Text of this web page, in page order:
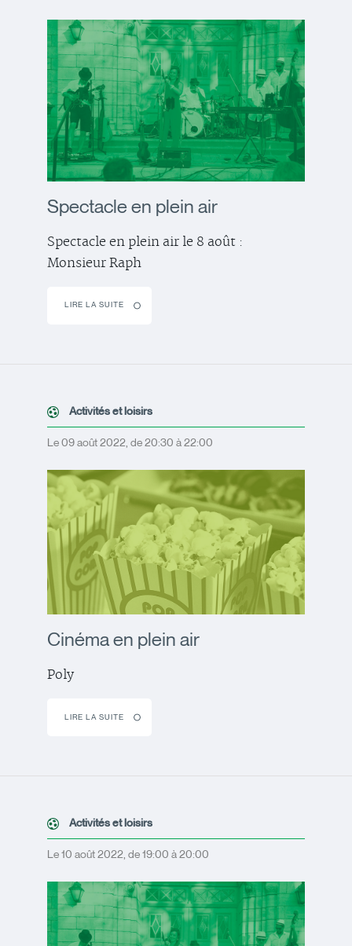
Spectacle en plein air
Spectacle en plein air le 8 août :
Monsieur Raph
LIRE LA SUITE
Activités et loisirs
Le 09 août 2022, de 20:30 à 22:00
Cinéma en plein air
Poly
LIRE LA SUITE
Activités et loisirs
Le 10 août 2022, de 19:00 à 20:00